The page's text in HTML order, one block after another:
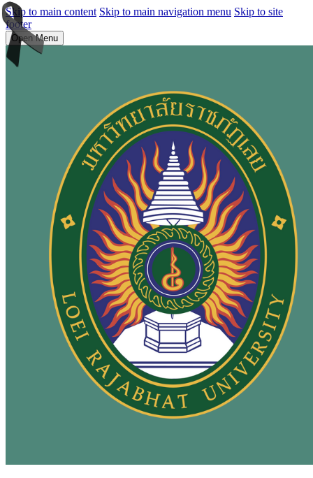
Skip to main content Skip to main navigation menu Skip to site
footer
Open Menu